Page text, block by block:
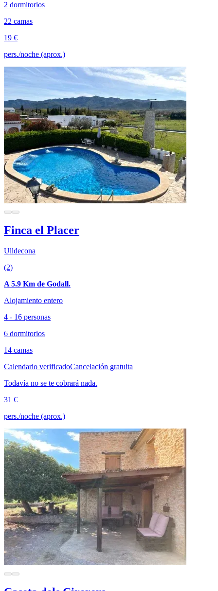
2 dormitorios
22 camas
19 €
pers./noche (aprox.)
Finca el Placer
Ulldecona
(2)
A 5.9 Km de Godall.
Alojamiento entero
4 - 16 personas
6 dormitorios
14 camas
Calendario verificadoCancelación gratuita
Todavía no se te cobrará nada.
31 €
pers./noche (aprox.)